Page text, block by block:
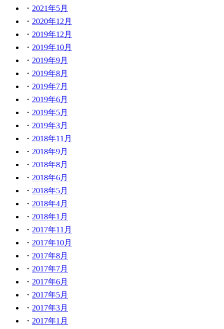
2021年5月
2020年12月
2019年12月
2019年10月
2019年9月
2019年8月
2019年7月
2019年6月
2019年5月
2019年3月
2018年11月
2018年9月
2018年8月
2018年6月
2018年5月
2018年4月
2018年1月
2017年11月
2017年10月
2017年8月
2017年7月
2017年6月
2017年5月
2017年3月
2017年1月